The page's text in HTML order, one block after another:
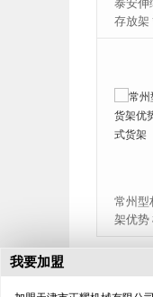
安伸缩悬臂式货架 钢材
放架 管材货架 型材重型
州型材货架原理 钢材货
优势 槽钢角钢圆钢伸缩
我要加盟